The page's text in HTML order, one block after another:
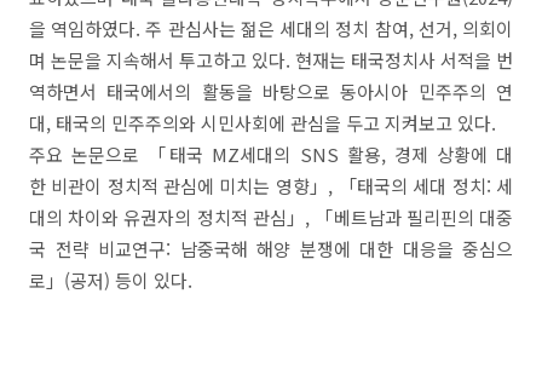
을 역임하였다. 주 관심사는 젊은 세대의 정치 참여, 선거, 의회이
며 논문을 지속해서 투고하고 있다. 현재는 태국정치사 서적을 번
역하면서 태국에서의 활동을 바탕으로 동아시아 민주주의 연
대, 태국의 민주주의와 시민사회에 관심을 두고 지켜보고 있다.
주요 논문으로 「태국 MZ세대의 SNS 활용, 경제 상황에 대
한 비관이 정치적 관심에 미치는 영향」, 「태국의 세대 정치: 세
대의 차이와 유권자의 정치적 관심」, 「베트남과 필리핀의 대중
국 전략 비교연구: 남중국해 해양 분쟁에 대한 대응을 중심으
로」(공저) 등이 있다.